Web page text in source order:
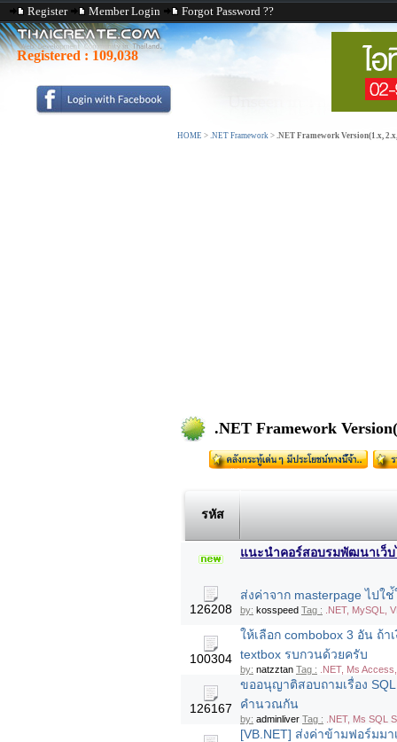
Register Member Login Forgot Password ??
Registered : 109,038
HOME > .NET Framework > .NET Framework Version(1.x,
.NET Framework
รหัส
แนะนำคอร์สอบรมพัฒนาเว็บ
126208
ส่งค่าจาก masterpage ไปใ
by: kosspeed Tag : .NET, MySQL,
100304
ให้เลือก combobox 3 อัน ถ้
textbox รบกวนด้วยครับ
by: natzztan Tag : .NET, Ms
126167
ขออนุญาติสอบถามเรื่อง
คำนวณกัน
by: adminliver Tag : .NET, Ms SQL
[VB.NET] ส่งค่าข้ามฟอร์มม